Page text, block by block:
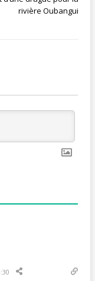
rivière Oubangui